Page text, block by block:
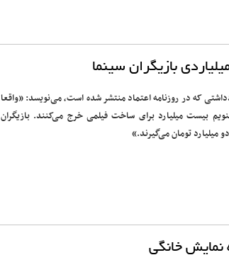
بازیگران سینما
که در روزنامه اعتماد منتشر شده است، می‌نویسد: «واقعا
بیست میلیارد برای ساخت فیلمی خرج می‌کنند. بازیگران
میلیارد تومان می‌گیرند.»
نمایش خانگی